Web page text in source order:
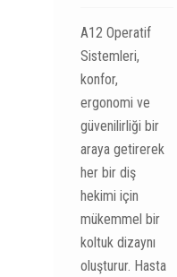
A12 Operatif
Sistemleri,
konfor,
ergonomi ve
güvenilirliği bir
araya getirerek
her bir diş
hekimi için
mükemmel bir
koltuk dizaynı
oluşturur. Hasta